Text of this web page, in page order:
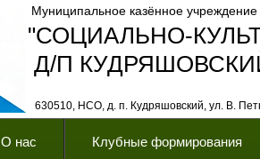
"СОЦИАЛЬНО-
630510, НСО, д. п. Кудряшовский, ул. В.
Муниципальное казённое учреждение
Д/П
О нас Клубные формирования